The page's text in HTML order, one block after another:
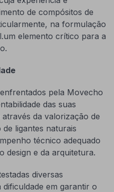
de compósitos de
na formulação
elemento crítico para a
pela Movecho
das suas
da valorização de
ligantes naturais
técnico adequado
design e da arquitetura.
diversas
em garantir o